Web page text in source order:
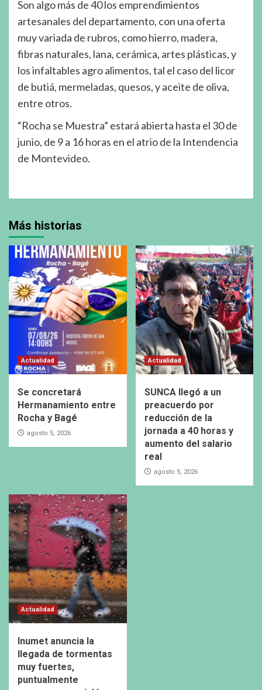
Son algo más de 40 los emprendimientos
artesanales del departamento, con una oferta
muy variada de rubros, como hierro, madera,
fibras naturales, lana, cerámica, artes plásticas, y
los infaltables agro alimentos, tal el caso del licor
de butiá, mermeladas, quesos, y aceite de oliva,
entre otros.
“Rocha se Muestra” estará abierta hasta el 30 de
junio, de 9 a 16 horas en el atrio de la Intendencia
de Montevideo.
Más historias
Actualidad
Se concretará
Hermanamiento entre
Rocha y Bagé
agosto 5, 2026
Actualidad
SUNCA llegó a un
preacuerdo por
reducción de la
jornada a 40 horas y
aumento del salario
real
agosto 5, 2026
Actualidad
Inumet anuncia la
llegada de tormentas
muy fuertes,
puntualmente